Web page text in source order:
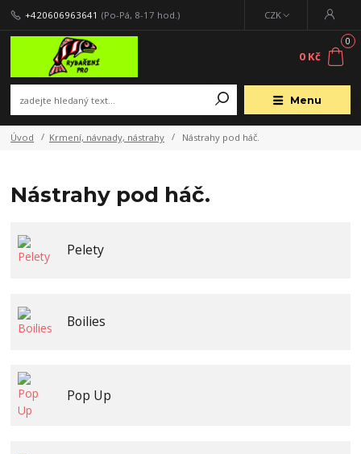
Menu
CZK
+420606963641 (Po-Pá, 8-17 hod.)
0
0 Kč
Úvod Krmení, návnady, nástrahy Nástrahy pod háč.
Nástrahy pod háč.
Pelety
Boilies
Pop Up